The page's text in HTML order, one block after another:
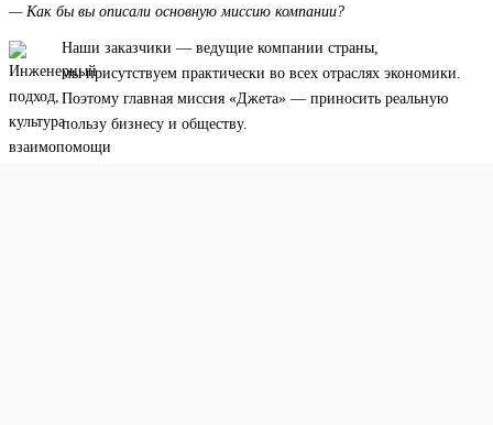
— Как бы вы описали основную миссию компании?
Наши заказчики — ведущие компании страны,
мы присутствуем практически во всех отраслях экономики.
Поэтому главная миссия «Джета» — приносить реальную
пользу бизнесу и обществу.